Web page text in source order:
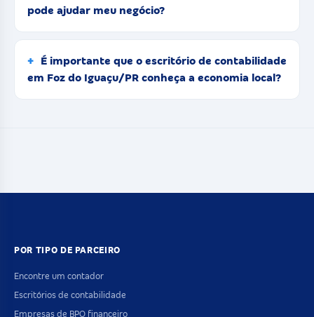
pode ajudar meu negócio?
É importante que o escritório de contabilidade
em Foz do Iguaçu/PR conheça a economia local?
POR TIPO DE PARCEIRO
Encontre um contador
Escritórios de contabilidade
Empresas de BPO financeiro